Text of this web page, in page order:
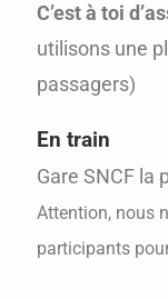
C’est à toi
utilisons une
passagers)
En train
Gare SNCF la
Attention, nous
participants